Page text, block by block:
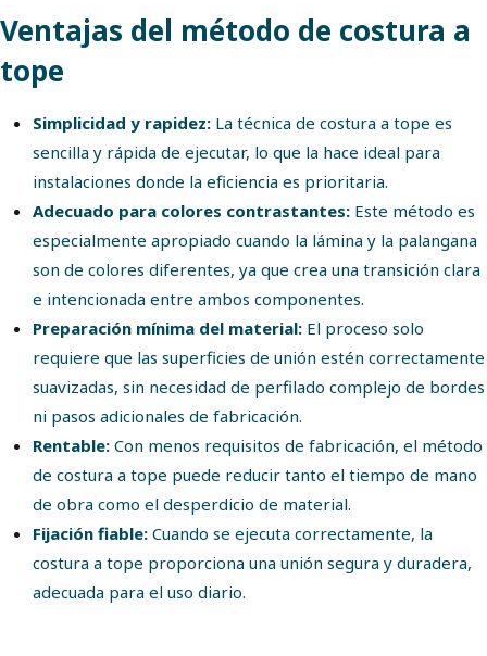
Ventajas del método de costura a
tope
Simplicidad y rapidez: La técnica de costura a tope es
sencilla y rápida de ejecutar, lo que la hace ideal para
instalaciones donde la eficiencia es prioritaria.
Adecuado para colores contrastantes: Este método es
especialmente apropiado cuando la lámina y la palangana
son de colores diferentes, ya que crea una transición clara
e intencionada entre ambos componentes.
Preparación mínima del material: El proceso solo
requiere que las superficies de unión estén correctamente
suavizadas, sin necesidad de perfilado complejo de bordes
ni pasos adicionales de fabricación.
Rentable: Con menos requisitos de fabricación, el método
de costura a tope puede reducir tanto el tiempo de mano
de obra como el desperdicio de material.
Fijación fiable: Cuando se ejecuta correctamente, la
costura a tope proporciona una unión segura y duradera,
adecuada para el uso diario.